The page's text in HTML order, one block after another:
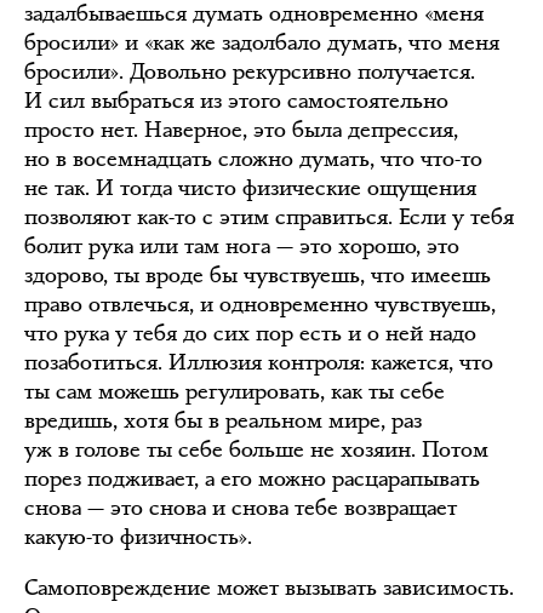
задалбываешься думать одновременно «меня
бросили» и «как же задолбало думать, что меня
бросили». Довольно рекурсивно получается.
И сил выбраться из этого самостоятельно
просто нет. Наверное, это была депрессия,
но в восемнадцать сложно думать, что что-то
не так. И тогда чисто физические ощущения
позволяют как-то с этим справиться. Если у тебя
болит рука или там нога — это хорошо, это
здорово, ты вроде бы чувствуешь, что имеешь
право отвлечься, и одновременно чувствуешь,
что рука у тебя до сих пор есть и о ней надо
позаботиться. Иллюзия контроля: кажется, что
ты сам можешь регулировать, как ты себе
вредишь, хотя бы в реальном мире, раз
уж в голове ты себе больше не хозяин. Потом
порез подживает, а его можно расцарапывать
снова — это снова и снова тебе возвращает
какую-то физичность».
Самоповреждение может вызывать зависимость.